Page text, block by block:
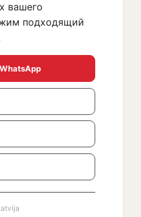
вашего
подходящий